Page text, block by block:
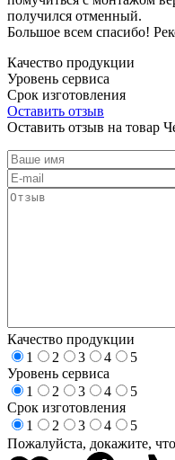
получился отменный.
Большое всем спасибо!
Качество продукции
Уровень сервиса
Срок изготовления
Оставить отзыв
Оставить отзыв на товар
Качество продукции
1
2 3 4
5
Уровень сервиса
1
2 3 4
5
Срок изготовления
1
2 3 4
5
Пожалуйста, докажите,